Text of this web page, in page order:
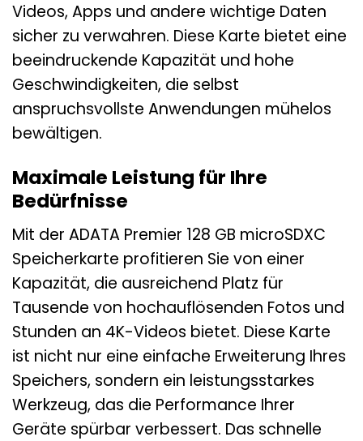
Videos, Apps und andere wichtige Daten
sicher zu verwahren. Diese Karte bietet eine
beeindruckende Kapazität und hohe
Geschwindigkeiten, die selbst
anspruchsvollste Anwendungen mühelos
bewältigen.
Maximale Leistung für Ihre
Bedürfnisse
Mit der ADATA Premier 128 GB microSDXC
Speicherkarte profitieren Sie von einer
Kapazität, die ausreichend Platz für
Tausende von hochauflösenden Fotos und
Stunden an 4K-Videos bietet. Diese Karte
ist nicht nur eine einfache Erweiterung Ihres
Speichers, sondern ein leistungsstarkes
Werkzeug, das die Performance Ihrer
Geräte spürbar verbessert. Das schnelle